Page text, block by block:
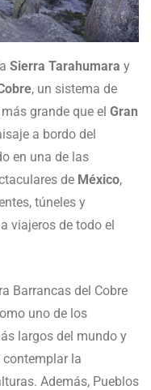
Sierra Tarahumara y
, un sistema de
grande que el Gran
a bordo del
en una de las
de México,
túneles y
viajeros de todo el
Barrancas del Cobre
uno de los
largos del mundo y
la
Además, Pueblos